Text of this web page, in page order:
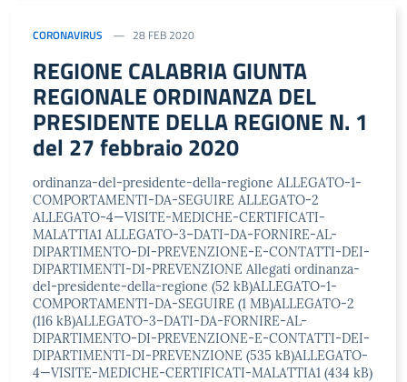
CORONAVIRUS 28 FEB 2020
REGIONE CALABRIA GIUNTA
REGIONALE ORDINANZA DEL
PRESIDENTE DELLA REGIONE N. 1
del 27 febbraio 2020
ordinanza-del-presidente-della-regione ALLEGATO-1-
COMPORTAMENTI-DA-SEGUIRE ALLEGATO-2
ALLEGATO-4—VISITE-MEDICHE-CERTIFICATI-
MALATTIA1 ALLEGATO-3–DATI-DA-FORNIRE-AL-
DIPARTIMENTO-DI-PREVENZIONE-E-CONTATTI-DEI-
DIPARTIMENTI-DI-PREVENZIONE Allegati ordinanza-
del-presidente-della-regione (52 kB)ALLEGATO-1-
COMPORTAMENTI-DA-SEGUIRE (1 MB)ALLEGATO-2
(116 kB)ALLEGATO-3–DATI-DA-FORNIRE-AL-
DIPARTIMENTO-DI-PREVENZIONE-E-CONTATTI-DEI-
DIPARTIMENTI-DI-PREVENZIONE (535 kB)ALLEGATO-
4—VISITE-MEDICHE-CERTIFICATI-MALATTIA1 (434 kB)